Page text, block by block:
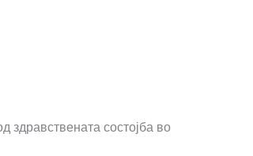
здравствената состојба во